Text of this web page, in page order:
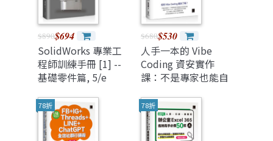
$890$694
SolidWorks 專業工
程師訓練手冊 [1] --
基礎零件篇, 5/e
$680$530
人手一本的 Vibe
Coding 資安實作
課：不是專家也能自
專案生成、攻防演練
到資安框架一次學
會！（OWASP Top
78折 78折